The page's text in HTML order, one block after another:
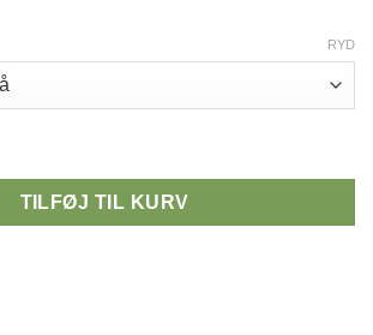
RYD
håndtag med diameter 103 cm - Maggie
TILFØJ TIL KURV